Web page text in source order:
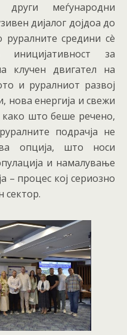
меѓународни
дијалог дојдоа до
средини сè
за
клучен двигател на
и руралниот развој
нова енергија и свежи
што беше речено,
подрачја не
опција, што носи
и намалување
– процес кој сериозно
сектор.